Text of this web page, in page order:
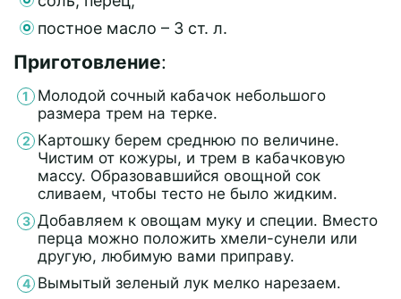
постное масло – 3 ст. л.
Приготовление:
Молодой сочный кабачок небольшого
размера трем на терке.
Картошку берем среднюю по величине.
Чистим от кожуры, и трем в кабачковую
массу. Образовавшийся овощной сок
сливаем, чтобы тесто не было жидким.
Добавляем к овощам муку и специи. Вместо
перца можно положить хмели-сунели или
другую, любимую вами приправу.
Вымытый зеленый лук мелко нарезаем.